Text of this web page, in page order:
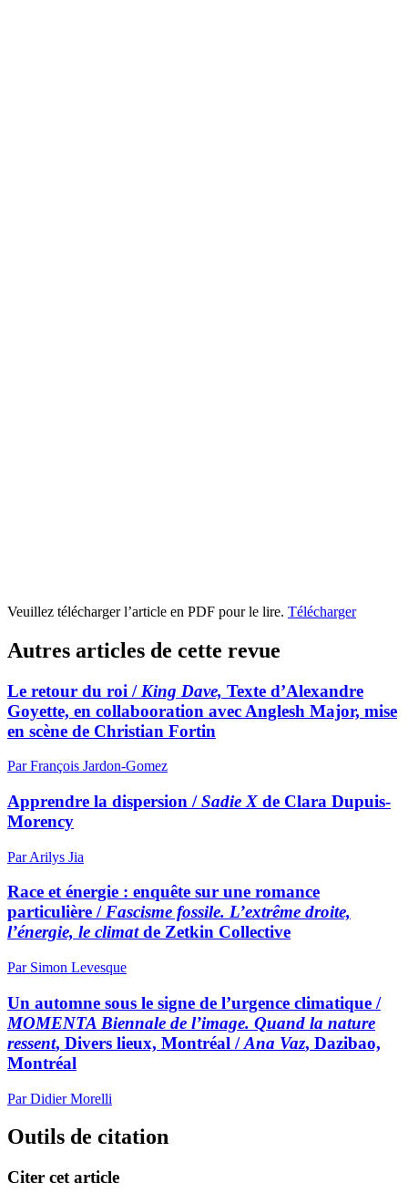
Veuillez télécharger l’article en PDF pour le lire. Télécharger
Autres articles de cette revue
Le retour du roi / King Dave, Texte d’Alexandre
Goyette, en collabooration avec Anglesh Major, mise
en scène de Christian Fortin
Par François Jardon-Gomez
Apprendre la dispersion /Sadie X de Clara Dupuis-
Morency
Par Arilys Jia
Race et énergie : enquête sur une romance
particulière /Fascisme fossile. L’extrême droite,
l’énergie, le climatde Zetkin Collective
Par Simon Levesque
Un automne sous le signe de l’urgence climatique /
MOMENTA Biennale de l’image. Quand la nature
ressent, Divers lieux, Montréal /Ana Vaz, Dazibao,
Montréal
Par Didier Morelli
Outils de citation
Citer cet article